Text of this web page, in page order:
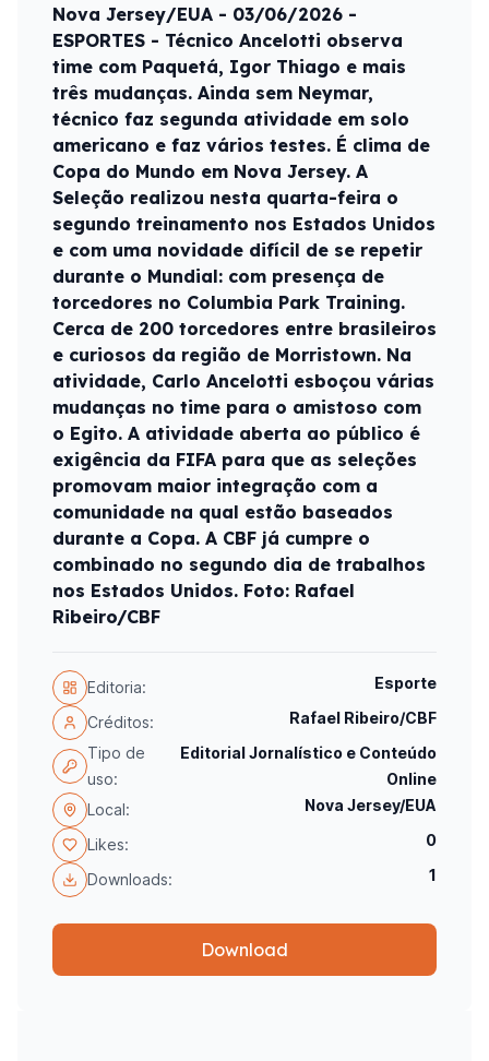
Nova Jersey/EUA - 03/06/2026 -
ESPORTES - Técnico Ancelotti observa
time com Paquetá, Igor Thiago e mais
três mudanças. Ainda sem Neymar,
técnico faz segunda atividade em solo
americano e faz vários testes. É clima de
Copa do Mundo em Nova Jersey. A
Seleção realizou nesta quarta-feira o
segundo treinamento nos Estados Unidos
e com uma novidade difícil de se repetir
durante o Mundial: com presença de
torcedores no Columbia Park Training.
Cerca de 200 torcedores entre brasileiros
e curiosos da região de Morristown. Na
atividade, Carlo Ancelotti esboçou várias
mudanças no time para o amistoso com
o Egito. A atividade aberta ao público é
exigência da FIFA para que as seleções
promovam maior integração com a
comunidade na qual estão baseados
durante a Copa. A CBF já cumpre o
combinado no segundo dia de trabalhos
nos Estados Unidos. Foto: Rafael
Ribeiro/CBF
Editoria: Esporte
Créditos:
Rafael Ribeiro/CBF
Tipo de
uso:
Editorial Jornalístico e Conteúdo
Online
Local:
Nova Jersey/EUA
Likes: 0
Downloads: 1
Download